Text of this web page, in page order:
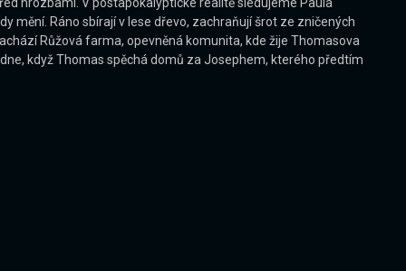
mění. Ráno sbírají v lese dřevo, zachraňují šrot ze zničených
Růžová farma, opevněná komunita, kde žije Thomasova
když Thomas spěchá domů za Josephem, kterého předtím